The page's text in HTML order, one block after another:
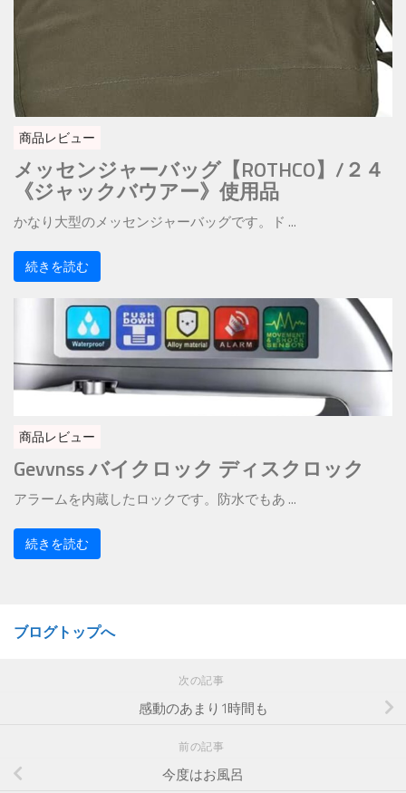
商品レビュー
メッセンジャーバッグ【ROTHCO】/２４
《ジャックバウアー》使用品
かなり大型のメッセンジャーバッグです。ド ...
続きを読む
商品レビュー
Gevvnss バイクロック ディスクロック
アラームを内蔵したロックです。防水でもあ ...
続きを読む
ブログトップへ
次の記事
感動のあまり1時間も
前の記事
今度はお風呂